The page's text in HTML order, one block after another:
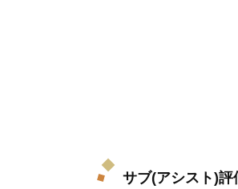
サブ(アシスト)評